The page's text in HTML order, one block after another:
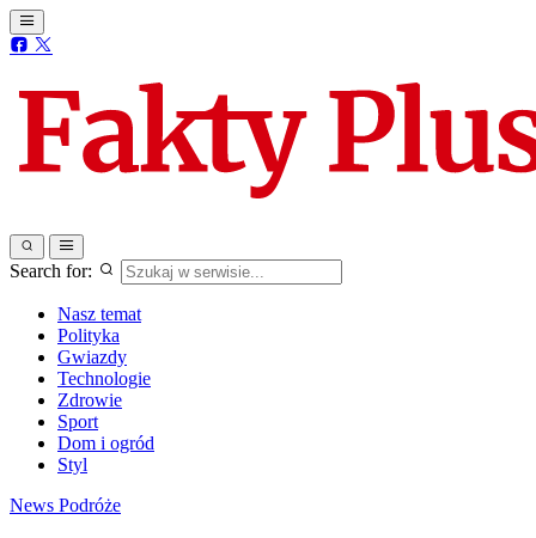
Search for:
Nasz temat
Polityka
Gwiazdy
Technologie
Zdrowie
Sport
Dom i ogród
Styl
News Podróże